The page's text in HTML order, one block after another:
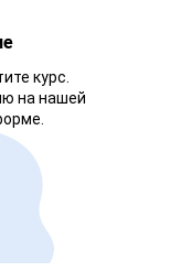
курс.
на нашей